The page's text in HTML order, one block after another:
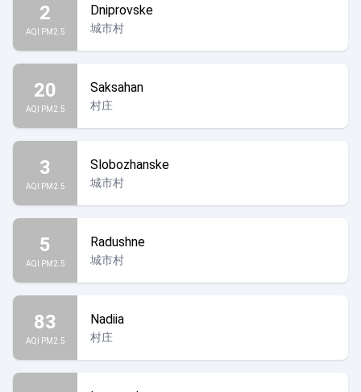
2
AQI PM2.5
Dniprovske
城市村
20
AQI PM2.5
Saksahan
村庄
3
AQI PM2.5
Slobozhanske
城市村
5
AQI PM2.5
Radushne
城市村
83
AQI PM2.5
Nadiia
村庄